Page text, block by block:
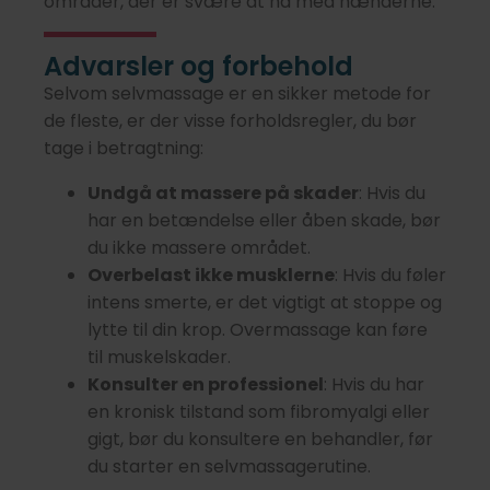
Advarsler og forbehold
Selvom selvmassage er en sikker metode for
de fleste, er der visse forholdsregler, du bør
tage i betragtning:
Undgå at massere på skader: Hvis du
har en betændelse eller åben skade, bør
du ikke massere området.
Overbelast ikke musklerne: Hvis du føler
intens smerte, er det vigtigt at stoppe og
lytte til din krop. Overmassage kan føre
til muskelskader.
Konsulter en professionel: Hvis du har
en kronisk tilstand som fibromyalgi eller
gigt, bør du konsultere en behandler, før
du starter en selvmassagerutine.